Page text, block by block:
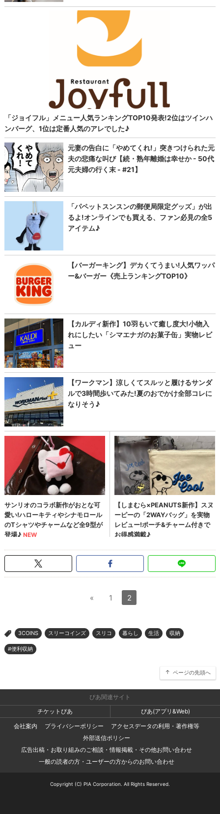
« 1 2
> 3COINS スリーコインズ スリコ 暮らし 生活 収納
#便利収納
ページの先頭へ
ぴあ関連サイト
チケットぴあ
ぴあ(アプリ&Web)
会社案内
プライバシーポリシー
アクセスデータの利用・著作権等
外部送信ポリシー
広告出稿・お取り組みのご相談・情報掲載・その他お問い合わせ
一般の読者の方・ユーザーの方からのお問い合わせ
Copyright (C) PIA Corporation. All Rights Reserved.